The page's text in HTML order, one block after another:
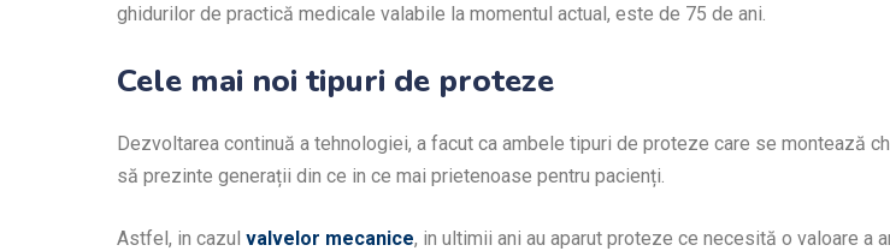
ghidurilor de practică medicale valabile la momentul actual, este de 75 de ani.
Cele mai noi tipuri de proteze
Dezvoltarea continuă a tehnologiei, a facut ca ambele tipuri de proteze care se montează
să prezinte generații din ce in ce mai prietenoase pentru pacienți.
Astfel, in cazul valvelor mecanice, in ultimii ani au aparut proteze ce necesită o valoare a